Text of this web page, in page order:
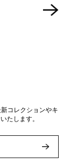
コレクションやキ
たします。